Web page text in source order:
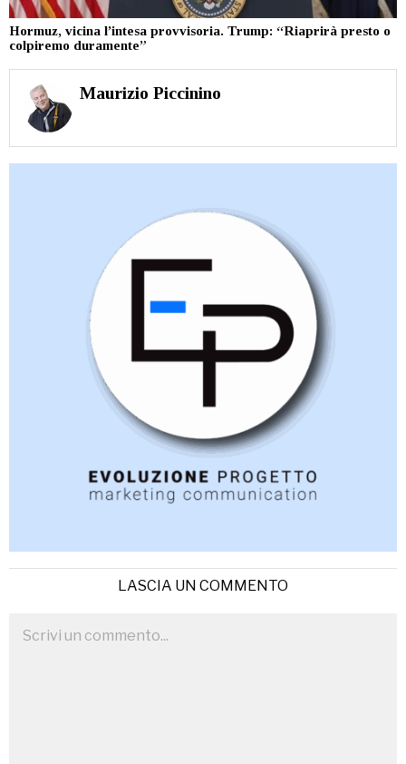
Hormuz, vicina l’intesa provvisoria. Trump: “Riaprirà presto o
colpiremo duramente”
Maurizio Piccinino
LASCIA UN COMMENTO